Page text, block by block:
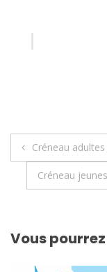
Créneau
Créneau
Vous